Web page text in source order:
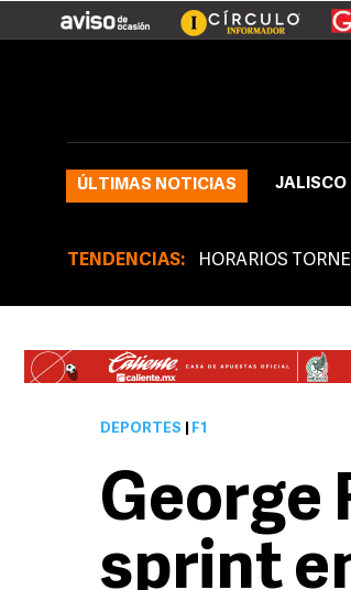
ÚLTIMAS NOTICIAS JALISCO
TENDENCIAS: HORARIOS
DEPORTES F1
George
sprint